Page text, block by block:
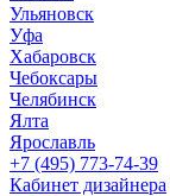
Ульяновск
Уфа
Хабаровск
Чебоксары
Челябинск
Ялта
Ярославль
+7 (495) 773-74-39
Кабинет дизайнера